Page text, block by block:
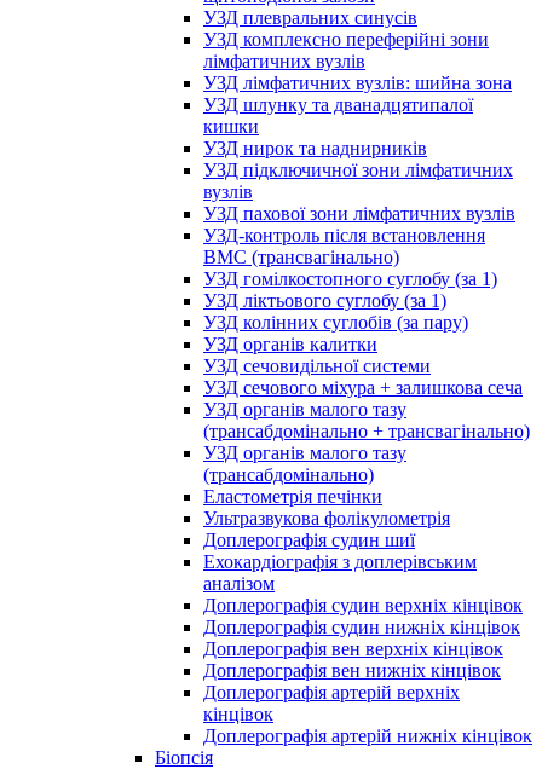
УЗД плевральних синусів
УЗД комплексно переферійні зони
лімфатичних вузлів
УЗД лімфатичних вузлів: шийна зона
УЗД шлунку та дванадцятипалої
кишки
УЗД нирок та наднирників
УЗД підключичної зони лімфатичних
вузлів
УЗД пахової зони лімфатичних вузлів
УЗД-контроль після встановлення
ВМС (трансвагінально)
УЗД гомілкостопного суглобу (за 1)
УЗД ліктьового суглобу (за 1)
УЗД колінних суглобів (за пару)
УЗД органів калитки
УЗД сечовидільної системи
УЗД сечового міхура + залишкова сеча
УЗД органів малого тазу
(трансабдомінально + трансвагінально)
УЗД органів малого тазу
(трансабдомінально)
Еластометрія печінки
Ультразвукова фолікулометрія
Доплерографія судин шиї
Ехокардіографія з доплерівським
аналізом
Доплерографія судин верхніх кінцівок
Доплерографія судин нижніх кінцівок
Доплерографія вен верхніх кінцівок
Доплерографія вен нижніх кінцівок
Доплерографія артерій верхніх
кінцівок
Доплерографія артерій нижніх кінцівок
Біопсія